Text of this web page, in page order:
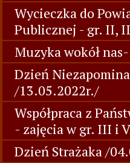
Wycieczka do
Publicznej - gr. II,
Muzyka wokół
Dzień
/13.05.2022r./
Współpraca z
- zajęcia w gr. III i
Dzień Strażaka /